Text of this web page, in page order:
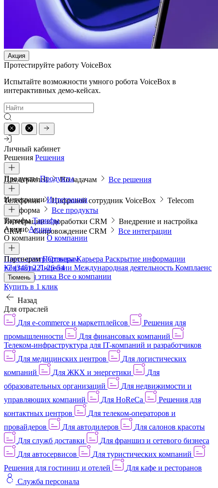
Акция
Протестируйте работу VoiceBox
Испытайте возможности умного робота VoiceBox в
интерактивных демо-кейсах.
Личный кабинет
Решения Решения
Для отраслей По задачам Все решения
ПродуктыПродукты
Телефония Цифровой сотрудник VoiceBox
Telecom
платформа
Все продукты
ИнтеграцииИнтеграции
Интеграции и доработки CRM
Внедрение и настройка
CRM
Сопровождение CRM Все интеграции
ТарифыТарифы
АкцииАкции
О компании О компании
Пресс-центрОтзывыКарьера Раскрытие информации
КонтактыЛицензии Международная деятельность Комплаенс
и деловая этика Все о компании
ПартнерамПартнерам
+7 (345) 221-26-54
Тюмень
Купить в 1 клик
Назад
Для отраслей
Для e-commerce и маркетплейсов
Решения для
промышленности
Для финансовых компаний
Телеком-инфраструктура для IT-компаний и разработчиков
Для медицинских центров
Для логистических
компаний
Для ЖКХ и энергетики
Для
образовательных организаций
Для недвижимости и
управляющих компаний
Для HoReCa
Решения для
контактных центров
Для телеком-операторов и
провайдеров
Для автодилеров
Для салонов красоты
Для служб доставки
Для франшиз и сетевого бизнеса
Для автосервисов
Для туристических компаний
Решения для гостиниц и отелей
Для кафе и ресторанов
Служба персонала